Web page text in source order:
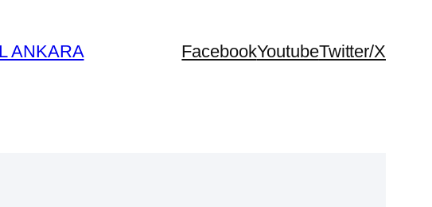
ANKARA FacebookYoutubeTwitter/X